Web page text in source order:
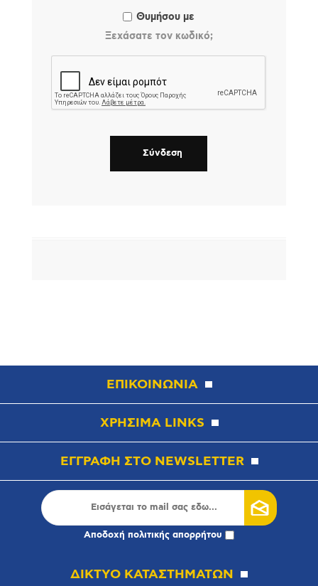
Θυμήσου με
Ξεχάσατε τον κωδικό;
ΕΠΙΚΟΙΝΩΝΙΑ
ΧΡΗΣΙΜΑ LINKS
ΕΓΓΡΑΦΗ ΣΤΟ NEWSLETTER
Αποδοχή πολιτικής απορρήτου
ΔΙΚΤΥΟ ΚΑΤΑΣΤΗΜΑΤΩΝ